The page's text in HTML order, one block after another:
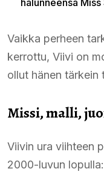
Vaikka perheen
kerrottu, Viivi on
ollut hänen tärkein
Missi, malli,
Viivin ura viihteen
2000-luvun lopulla: